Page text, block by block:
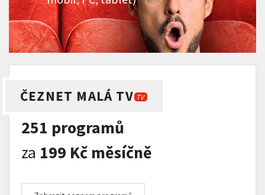
ČEZNET MALÁ TV TV
251 programů
za 199 Kč měsíčně